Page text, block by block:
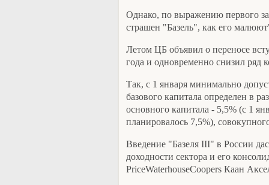
Однако, по выражению первого
страшен "Базель", как его
Летом ЦБ объявил о переносе
года и одновременно снизил ряд
Так, с 1 января минимально
базового капитала определен в
основного капитала - 5,5% (с 1
планировалось 7,5%),
Введение "Базеля III" в России
доходности сектора и его
PriceWaterhouseCoopers Каан